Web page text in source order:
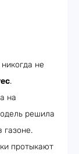
не
.
на
решила
газоне.
протыкают